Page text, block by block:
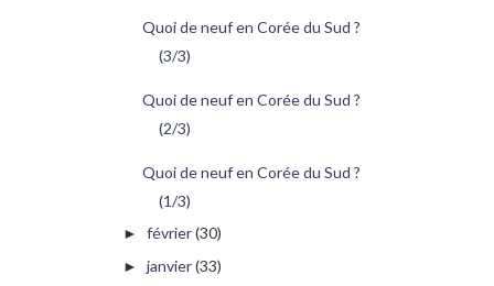
Quoi de neuf en Corée du Sud ?
(3/3)
Quoi de neuf en Corée du Sud ?
(2/3)
Quoi de neuf en Corée du Sud ?
(1/3)
► février(30)
► janvier(33)